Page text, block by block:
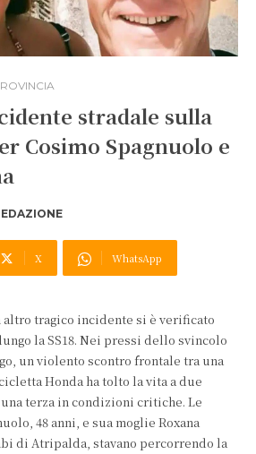
stradale sulla
Cosimo Spagnuolo e
X WhatsApp
altro tragico incidente si è verificato
la SS18. Nei pressi dello svincolo
un violento scontro frontale tra una
Honda ha tolto la vita a due
terza in condizioni critiche. Le
48 anni, e sua moglie Roxana
di Atripalda, stavano percorrendo la